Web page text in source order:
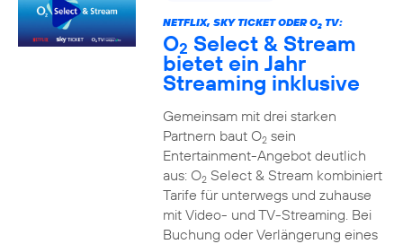
NETFLIX, SKY TICKET ODER O2TV:
O2 Select & Stream
bietet ein Jahr
Streaming inklusive
Gemeinsam mit drei starken
Partnern baut O2sein
Entertainment-Angebot deutlich
aus: O2Select & Stream kombiniert
Tarife für unterwegs und zuhause
mit Video- und TV-Streaming. Bei
Buchung oder Verlängerung eines